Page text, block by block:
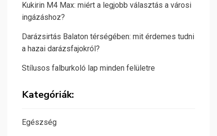
Kukirin M4 Max: miért a legjobb választás a városi
ingázáshoz?
Darázsirtás Balaton térségében: mit érdemes tudni
a hazai darázsfajokról?
Stílusos falburkoló lap minden felületre
Kategóriák:
Egészség